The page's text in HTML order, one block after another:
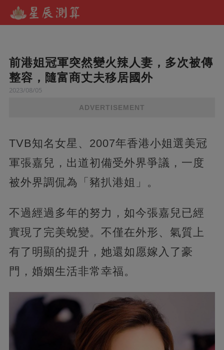
前港姐冠軍突然變火辣人妻，多次被傳
整容，隨富商丈夫移居國外
2023/08/05
ADVERTISEMENT
TVB知名女星、2007年香港小姐選美冠
軍張嘉兒，出道初備受外界爭議，一度
被外界調侃為「豬扒港姐」。
不過經過多年的努力，如今張嘉兒已經
實現了完美蛻變。不僅在外形、氣質上
有了明顯的提升，她還如愿嫁入了豪
門，婚姻生活非常幸福。